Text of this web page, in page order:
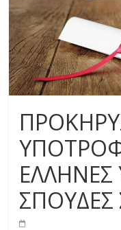
Ακαδημία
Αθηνών
ΕΛΛΗΝΕΣ
ΣΠΟΥΔΕΣ